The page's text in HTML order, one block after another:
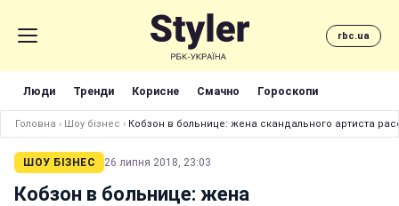
rbc.ua
Люди Тренди Корисне Смачно Гороскопи
Головна › Шоу бізнес › Кобзон в больнице: жена скандального артиста
ШОУ БІЗНЕС 26 липня 2018, 23:03
Кобзон в больнице: жена